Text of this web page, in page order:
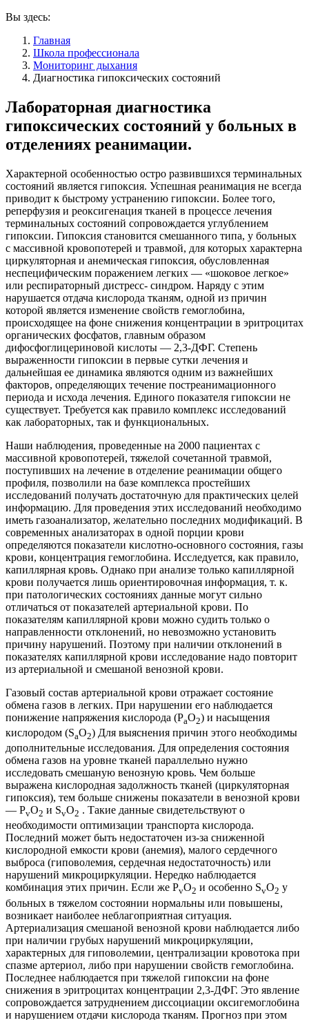
Вы здесь:
Главная
Школа профессионала
Мониторинг дыхания
Диагностика гипоксических состояний
Лабораторная диагностика
гипоксических состояний у больных в
отделениях реанимации.
Характерной особенностью остро развившихся терминальных
состояний является гипоксия. Успешная реанимация не всегда
приводит к быстрому устранению гипоксии. Более того,
реперфузия и реоксигенация тканей в процессе лечения
терминальных состояний сопровождается углублением
гипоксии. Гипоксия становится смешанного типа, у больных
с массивной кровопотерей и травмой, для которых характерна
циркуляторная и анемическая гипоксия, обусловленная
неспецифическим поражением легких — «шоковое легкое»
или респираторный дистресс- синдром. Наряду с этим
нарушается отдача кислорода тканям, одной из причин
которой является изменение свойств гемоглобина,
происходящее на фоне снижения концентрации в эритроцитах
органических фосфатов, главным образом
дифосфоглицериновой кислоты — 2,3-ДФГ. Степень
выраженности гипоксии в первые сутки лечения и
дальнейшая ее динамика являются одним из важнейших
факторов, определяющих течение постреанимационного
периода и исхода лечения. Единого показателя гипоксии не
существует. Требуется как правило комплекс исследований
как лабораторных, так и функциональных.
Наши наблюдения, проведенные на 2000 пациентах с
массивной кровопотерей, тяжелой сочетанной травмой,
поступивших на лечение в отделение реанимации общего
профиля, позволили на базе комплекса простейших
исследований получать достаточную для практических целей
информацию. Для проведения этих исследований необходимо
иметь газоанализатор, желательно последних модификаций. В
современных анализаторах в одной порции крови
определяются показатели кислотно-основного состояния, газы
крови, концентрация гемоглобина. Исследуется, как правило,
капиллярная кровь. Однако при анализе только капиллярной
крови получается лишь ориентировочная информация, т. к.
при патологических состояниях данные могут сильно
отличаться от показателей артериальной крови. По
показателям капиллярной крови можно судить только о
направленности отклонений, но невозможно установить
причину нарушений. Поэтому при наличии отклонений в
показателях капиллярной крови исследование надо повторит
из артериальной и смешаной венозной крови.
Газовый состав артериальной крови отражает состояние
обмена газов в легких. При нарушении его наблюдается
понижение напряжения кислорода (PaO2) и насыщения
кислородом (SaO2) Для выяснения причин этого необходимы
дополнительные исследования. Для определения состояния
обмена газов на уровне тканей параллельно нужно
исследовать смешаную венозную кровь. Чем больше
выражена кислородная задолжность тканей (циркуляторная
гипоксия), тем больше снижены показатели в венозной крови
— PvO2 и SvO2 . Такие данные свидетельствуют о
необходимости оптимизации транспорта кислорода.
Последний может быть недостаточен из-за сниженной
кислородной емкости крови (анемия), малого сердечного
выброса (гиповолемия, сердечная недостаточность) или
нарушений микроциркуляции. Нередко наблюдается
комбинация этих причин. Если же PvO2 и особенно SvO2 у
больных в тяжелом состоянии нормальны или повышены,
возникает наиболее неблагоприятная ситуация.
Артериализация смешаной венозной крови наблюдается либо
при наличии грубых нарушений микроциркуляции,
характерных для гиповолемии, централизации кровотока при
спазме артериол, либо при нарушении свойств гемоглобина.
Последнее наблюдается при тяжелой гипоксии на фоне
снижения в эритроцитах концентрации 2,3-ДФГ. Это явление
сопровождается затруднением диссоциации оксигемоглобина
и нарушением отдачи кислорода тканям. Прогноз при этом